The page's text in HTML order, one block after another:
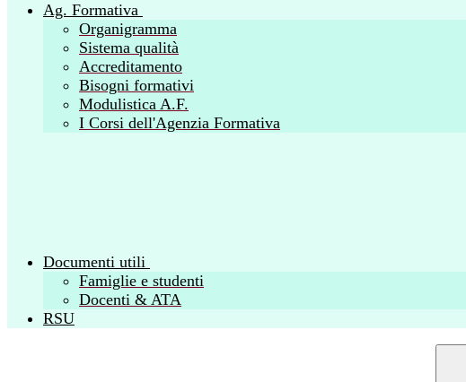
Ag. Formativa
Organigramma
Sistema qualità
Accreditamento
Bisogni formativi
Modulistica A.F.
I Corsi dell'Agenzia Formativa
Documenti utili
Famiglie e studenti
Docenti & ATA
RSU